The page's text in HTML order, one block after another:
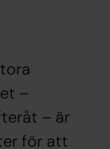
–
– är
för att